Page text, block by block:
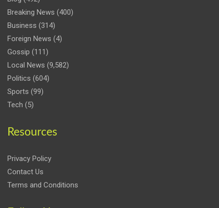
Breaking News (400)
Business (314)
Foreign News (4)
Gossip (111)
Local News (9,582)
Politics (604)
Sports (99)
Tech (5)
Resources
Privacy Policy
Contact Us
Terms and Conditions